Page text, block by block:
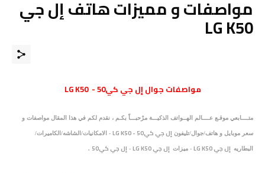
مواصفات و مميزات هاتف إل جي
LG K50
مواصفات جوال إل جي كي50 - LG K50
متــــابعي موقـع عــــالم الهــواتف الذكيـــة مرْحبـــاً بكـم ، نقدم لكم في هذا المقال مواصفات و
سعر موبايل و هاتف/جوال/تليفون إل جي كي50 - LG K50 - الامكانيات/الشاشه/الكاميرات/
البطاريه إل جي LG K50 - ميزات إل جي LG K50 - إل جي كي50 .